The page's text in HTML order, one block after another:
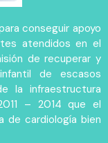
conseguir apoyo
atendidos en el
de recuperar y
de escasos
la infraestructura
– 2014 que el
de cardiología bien